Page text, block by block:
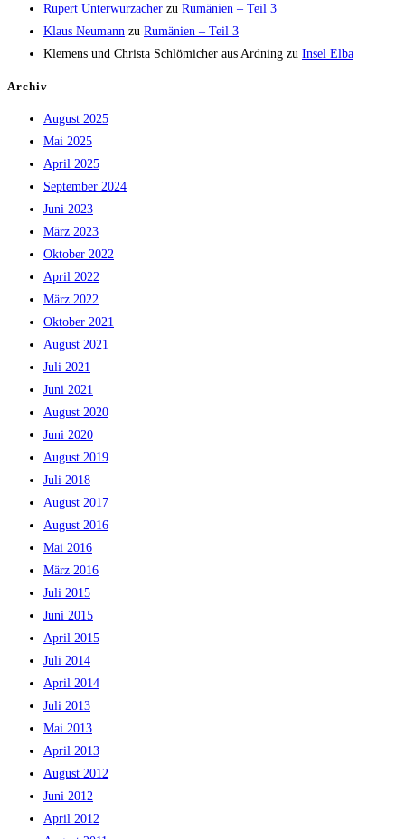
Rupert Unterwurzacher zu Rumänien – Teil 3
Klaus Neumann zu Rumänien – Teil 3
Klemens und Christa Schlömicher aus Ardning zu Insel Elba
Archiv
August 2025
Mai 2025
April 2025
September 2024
Juni 2023
März 2023
Oktober 2022
April 2022
März 2022
Oktober 2021
August 2021
Juli 2021
Juni 2021
August 2020
Juni 2020
August 2019
Juli 2018
August 2017
August 2016
Mai 2016
März 2016
Juli 2015
Juni 2015
April 2015
Juli 2014
April 2014
Juli 2013
Mai 2013
April 2013
August 2012
Juni 2012
April 2012